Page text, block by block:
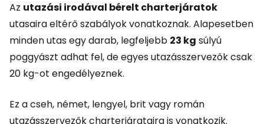
Az utazási irodával bérelt charterjáratok
utasaira eltérő szabályok vonatkoznak. Alapesetben
minden utas egy darab, legfeljebb 23 kg súlyú
poggyászt adhat fel, de egyes utazásszervezők csak
20 kg-ot engedélyeznek.
Ez a cseh, német, lengyel, brit vagy román
utazásszervezők charterjárataira is vonatkozik.